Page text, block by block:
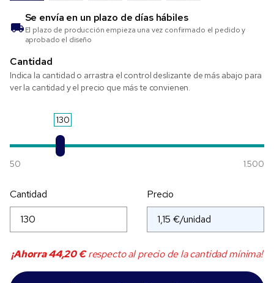
Se envía en un plazo de días hábiles
El plazo de producción empieza una vez confirmado el pedido y
aprobado el diseño
Cantidad
Indica la cantidad o arrastra el control deslizante de más abajo para
ver la cantidad y el precio que más te convienen.
130
50 1.500
Cantidad Precio
¡Ahorra44,20 €respecto al precio de la cantidad mínima!